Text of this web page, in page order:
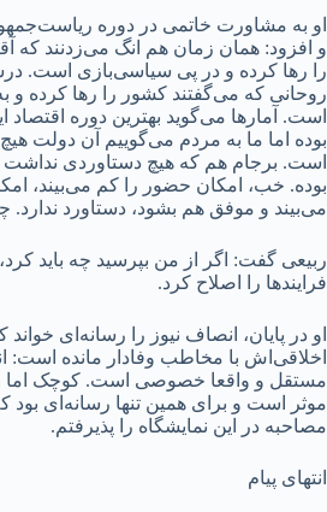
او به مشاورت خاتمی در دوره
و افزود: همان زمان هم انگ می‌زدنند که
را رها کرده و در پی سیاسی‌بازی است.
روحانی که می‌گفتند کشور را رها کرده و
است. آمارها می‌گوید بهترین دوره اقتصاد
بوده اما ما به مردم می‌گوییم آن دولت
است. برجام هم که هیچ دستاوردی
بوده. خب، امکان حضور را کم می‌بیند،
می‌بیند و موفق هم بشود، دستاورد ندارد.
ربیعی گفت: اگر از من بپرسید چه باید
فرایندها را اصلاح کرد.
او در پایان، انصاف نیوز را رسانه‌ای خواند
اخلاقی‌اش با مخاطب وفادار مانده‌ است:
مستقل و واقعا خصوصی است. کوچک اما
موثر است و برای همین تنها رسانه‌ای بود
مصاحبه در این نمایشگاه را پذیرفتم.
انتهای پیام